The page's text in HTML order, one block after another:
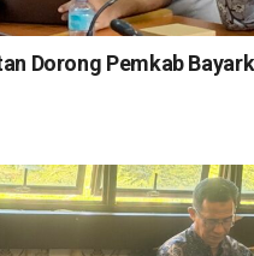
Dorong Pemkab